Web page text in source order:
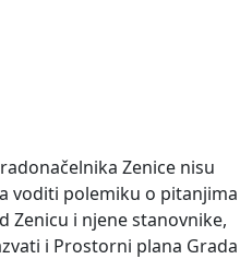
Zenice nisu
voditi polemiku o pitanjima
Zenicu i njene stanovnike,
i Prostorni plana Grada